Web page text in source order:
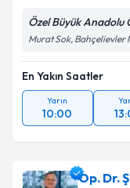
Özel Büyük Anadolu
Murat Sok, Bahçelievler
En Yakın Saatler
Yarın
10:00
Op. Dr.